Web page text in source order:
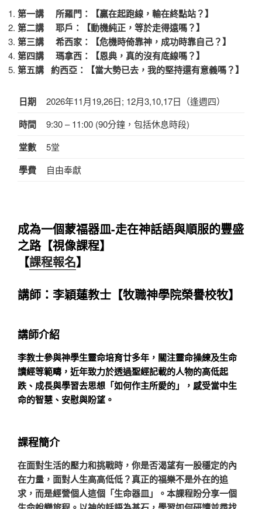
第一講 所羅門：【贏在起跑線，輸在終點站？】
第二講 耶戶：【動機純正，等於走得遠嗎？】
第三講 希西家：【危機時倚靠神，成功時靠自己？】
第四講 瑪拿西：【恩典，真的沒有底線嗎？】
第五講 約西亞：【當大勢已去，我的堅持還有意義嗎？】
日期 2026年11月19,26日; 12月3,10,17日（逢週四）
時間 9:30 – 11:00 (90分鐘，包括休息時段)
堂數 5堂
學費 自由奉獻
成為一個蒙福器皿-走在神話語與順服的豐盛
之路【視像課程】
【課程報名】
講師：李穎蓮教士【牧職神學院榮譽校牧】
講師介紹
李教士參與神學生靈命培育廿多年，關注靈命操練及生命
讀經等範疇，近年致力於透過聖經記載的人物的高低起
跌、成長與學習去思想「如何作主所愛的」，感受當中生
命的智慧、安慰與盼望。
課程簡介
在面對生活的壓力和挑戰時，你是否渴望有一股穩定的內
在力量，面對人生高高低低？真正的福樂不是外在的追
求，而是經營個人這個「生命器皿」。本課程盼分享一個